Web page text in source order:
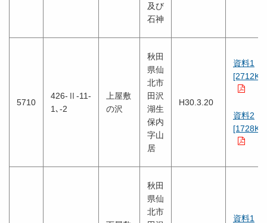
及び
石神
5710
426-Ⅱ-11-
1､-2
上屋敷
の沢
秋田
県仙
北市
田沢
湖生
保内
字山
居
H30.3.20
資料1
[2712KB]
資料2
[1728KB]
秋田
県仙
北市
資料1